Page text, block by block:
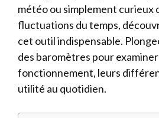
météo ou simplement curieux
fluctuations du temps,
cet outil indispensable.
des baromètres pour
fonctionnement, leurs
utilité au quotidien.